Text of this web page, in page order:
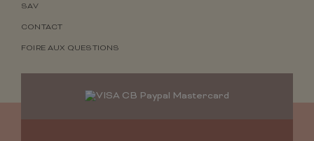
SAV
CONTACT
FOIRE AUX QUESTIONS